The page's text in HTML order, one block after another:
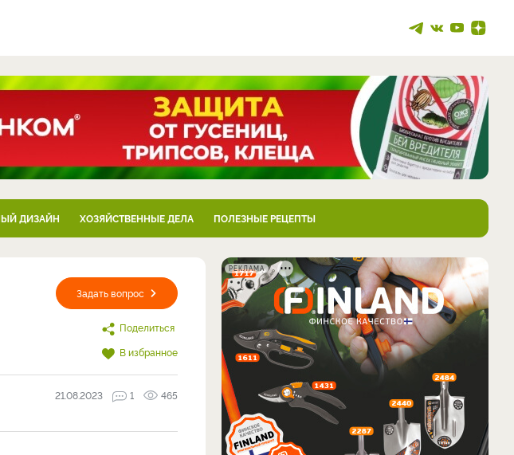
ДИЗАЙН ХОЗЯЙСТВЕННЫЕ ДЕЛА ПОЛЕЗНЫЕ РЕЦЕПТЫ
Задать вопрос
Поделиться
В избранное
21.08.2023 1 465
РЕКЛАМА